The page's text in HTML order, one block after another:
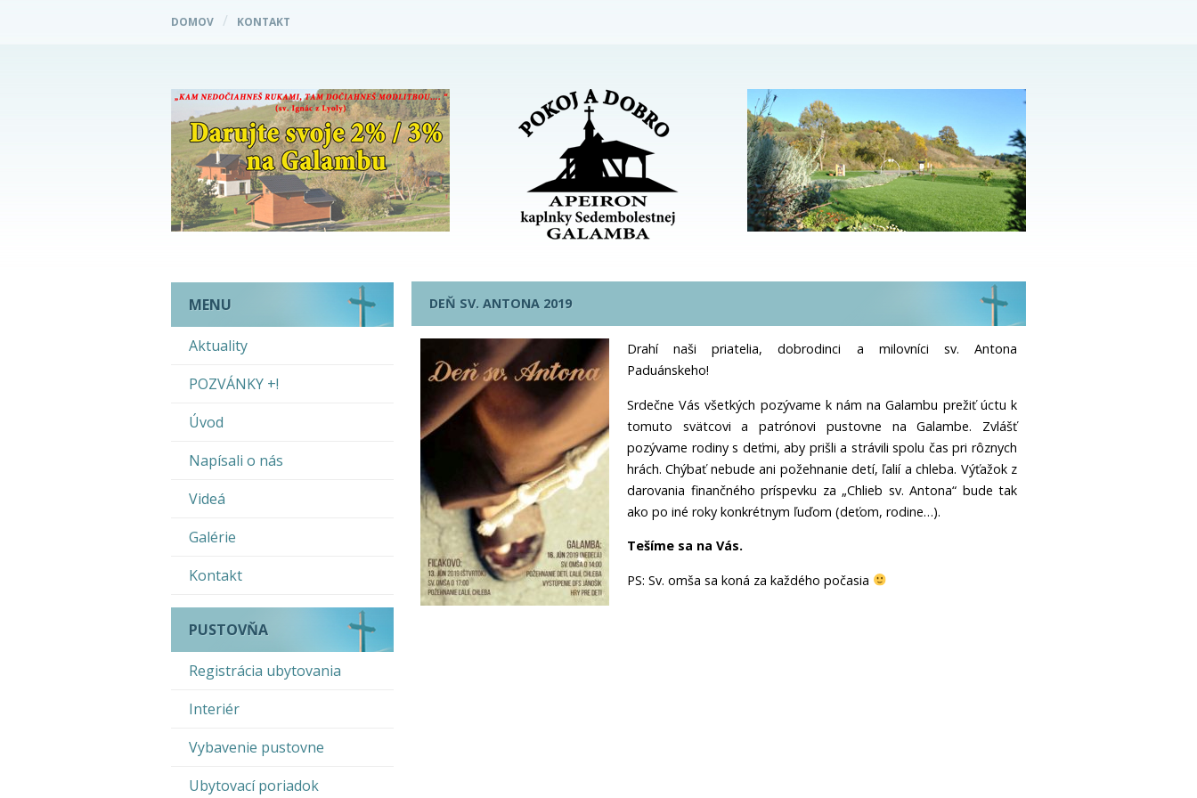
DOMOV KONTAKT
MENU
Aktuality
POZVÁNKY +!
Úvod
Napísali o nás
Videá
Galérie
Kontakt
PUSTOVŇA
Registrácia ubytovania
Interiér
Vybavenie pustovne
Ubytovací poriadok
DEŇ SV. ANTONA 2019
Drahí naši priatelia, dobrodinci a milovníci sv. Antona
Paduánskeho!
Srdečne Vás všetkých pozývame k nám na Galambu prežiť úctu k
tomuto svätcovi a patrónovi pustovne na Galambe. Zvlášť
pozývame rodiny s deťmi, aby prišli a strávili spolu čas pri rôznych
hrách. Chýbať nebude ani požehnanie detí, ľalií a chleba. Výťažok z
darovania finančného príspevku za „Chlieb sv. Antona“ bude tak
ako po iné roky konkrétnym ľuďom (deťom, rodine…).
Tešíme sa na Vás.
PS: Sv. omša sa koná za každého počasia